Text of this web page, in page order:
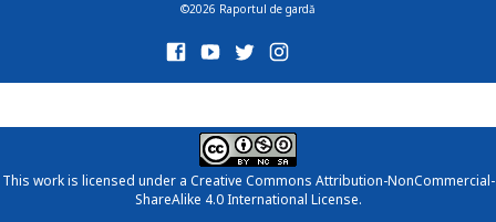
©2026 Raportul de gardă
This work is licensed under a Creative Commons Attribution-NonCommercial-
ShareAlike 4.0 International License.